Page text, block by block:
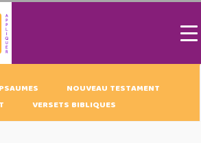
PSAUMES
NOUVEAU TESTAMENT
VERSETS BIBLIQUES